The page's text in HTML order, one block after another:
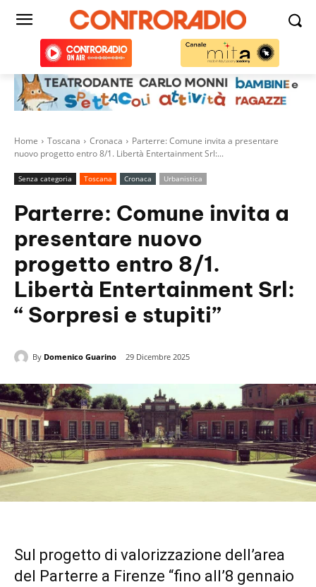
Home Toscana Cronaca
Parterre: Comune invita a presentare
nuovo progetto entro 8/1. Libertà Entertainment Srl:...
Senza categoria Toscana Cronaca Urbanistica
Parterre: Comune invita a
presentare nuovo
progetto entro 8/1.
Libertà Entertainment Srl:
“ Sorpresi e stupiti”
By Domenico Guarino 29 Dicembre 2025
Sul progetto di valorizzazione dell’area
del Parterre a Firenze “fino all’8 gennaio